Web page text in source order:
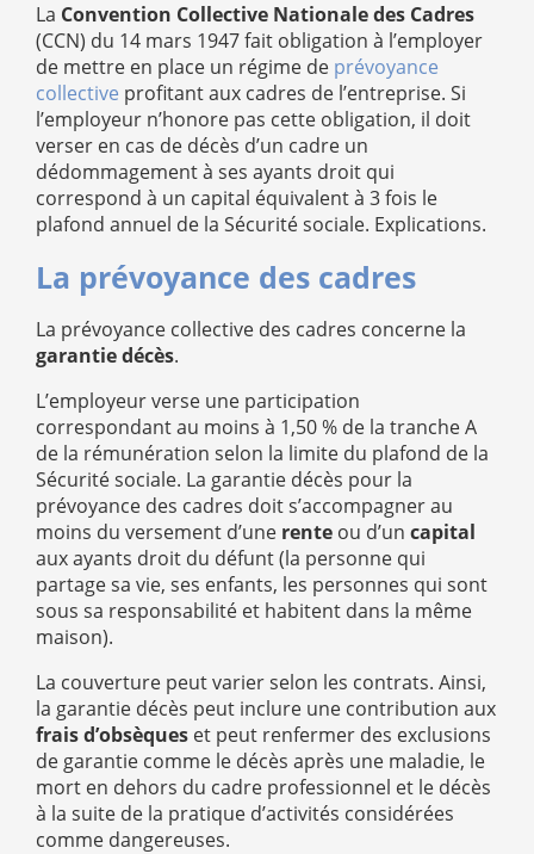
La Convention Collective Nationale des Cadres
(CCN) du 14 mars 1947 fait obligation à l’employer
de mettre en place un régime de prévoyance
collective profitant aux cadres de l’entreprise. Si
l’employeur n’honore pas cette obligation, il doit
verser en cas de décès d’un cadre un
dédommagement à ses ayants droit qui
correspond à un capital équivalent à 3 fois le
plafond annuel de la Sécurité sociale. Explications.
La prévoyance des cadres
La prévoyance collective des cadres concerne la
garantie décès.
L’employeur verse une participation
correspondant au moins à 1,50 % de la tranche A
de la rémunération selon la limite du plafond de la
Sécurité sociale. La garantie décès pour la
prévoyance des cadres doit s’accompagner au
moins du versement d’une rente ou d’un capital
aux ayants droit du défunt (la personne qui
partage sa vie, ses enfants, les personnes qui sont
sous sa responsabilité et habitent dans la même
maison).
La couverture peut varier selon les contrats. Ainsi,
la garantie décès peut inclure une contribution aux
frais d’obsèques et peut renfermer des exclusions
de garantie comme le décès après une maladie, le
mort en dehors du cadre professionnel et le décès
à la suite de la pratique d’activités considérées
comme dangereuses.